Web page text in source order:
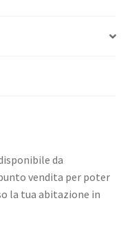
da
vendita per poter
la tua abitazione in